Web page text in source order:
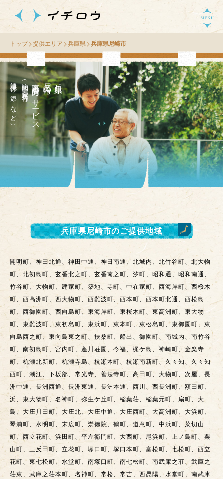
トップ 提供エリア 兵庫県 兵庫県尼崎市
兵
庫
県
尼
崎
市
の
高齢者向け
サ
ー
ビス
（訪問介護・家事代行
通院付き添いなど）
兵庫県尼崎市のご提供地域
開明町、神田北通、神田中通、神田南通、北城内、北竹谷町、北大物
町、北初島町、玄番北之町、玄番南之町、汐町、昭和通、昭和南通、
竹谷町、大物町、建家町、築地、寺町、中在家町、西海岸町、西桜木
町、西高洲町、西大物町、西難波町、西本町、西本町北通、西松島
町、西御園町、西向島町、東海岸町、東桜木町、東高洲町、東大物
町、東難波町、東初島町、東浜町、東本町、東松島町、東御園町、東
向島西之町、東向島東之町、扶桑町、船出、御園町、南城内、南竹谷
町、南初島町、宮内町、蓬川荘園、今福、梶ケ島、神崎町、金楽寺
町、杭瀬北新町、杭瀬寺島、杭瀬本町、杭瀬南新町、久々知、久々知
西町、潮江、下坂部、常光寺、善法寺町、高田町、大物町、次屋、長
洲中通、長洲西通、長洲東通、長洲本通、西川、西長洲町、額田町、
浜、東大物町、名神町、弥生ケ丘町、稲葉荘、稲葉元町、扇町、大
島、大庄川田町、大庄北、大庄中通、大庄西町、大高洲町、大浜町、
琴浦町、水明町、末広町、崇徳院、鶴町、道意町、中浜町、菜切山
町、西立花町、浜田町、平左衛門町、大西町、尾浜町、上ノ島町、栗
山町、三反田町、立花町、塚口町、塚口本町、富松町、七松町、西立
花町、東七松町、水堂町、南塚口町、南七松町、南武庫之荘、武庫之
荘東、武庫之荘本町、名神町、常松、常吉、西昆陽、水堂町、南武庫